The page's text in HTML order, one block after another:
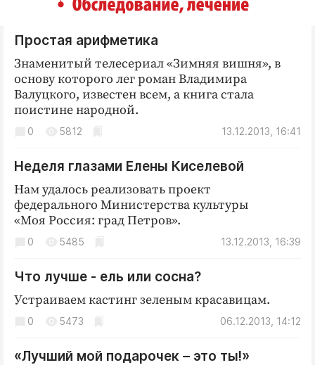
Простая арифметика
Знаменитый телесериал «Зимняя вишня», в
основу которого лег роман Владимира
Валуцкого, известен всем, а книга стала
поистине народной.
13.12.2013, 16:41
0 5812
Неделя глазами Елены Киселевой
Нам удалось реализовать проект
федерального Министерства культуры
«Моя Россия: град Петров».
13.12.2013, 16:39
0 5485
Что лучше - ель или сосна?
Устраиваем кастинг зеленым красавицам.
06.12.2013, 14:12
0 5473
«Лучший мой подарочек – это ты!»